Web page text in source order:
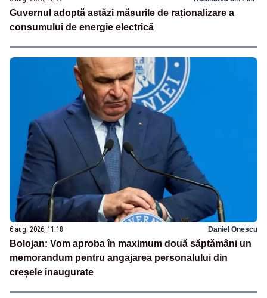
Guvernul adoptă astăzi măsurile de raționalizare a
consumului de energie electrică
6 aug. 2026, 11:18 Daniel Onescu
Bolojan: Vom aproba în maximum două săptămâni un
memorandum pentru angajarea personalului din
creșele inaugurate